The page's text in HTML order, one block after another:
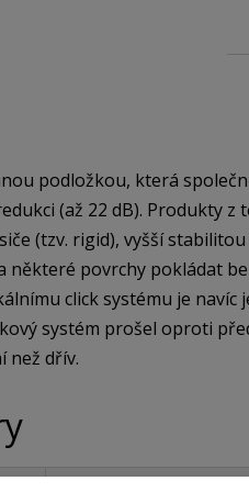
podložkou, která
(až 22 dB). Produkty z
(tzv. rigid), vyšší stabilitou
povrchy pokládat
click systému je navíc
systém prošel oproti
než dřív.